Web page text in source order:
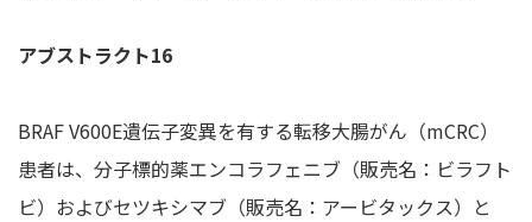
アブストラクト16
BRAF V600E遺伝子変異を有する転移大腸がん（mCRC）
患者は、分子標的薬エンコラフェニブ（販売名：ビラフト
ビ）およびセツキシマブ（販売名：アービタックス）と